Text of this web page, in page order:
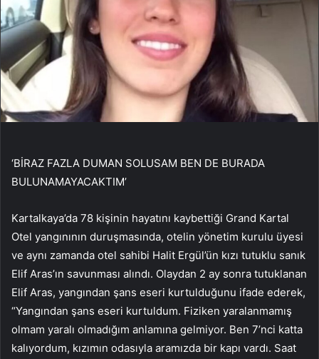
‘BİRAZ FAZLA DUMAN SOLUSAM BEN DE BURADA
BULUNAMAYACAKTIM’
Kartalkaya’da 78 kişinin hayatını kaybettiği Grand Kartal
Otel yangınının duruşmasında, otelin yönetim kurulu üyesi
ve aynı zamanda otel sahibi Halit Ergül’ün kızı tutuklu sanık
Elif Aras’ın savunması alındı. Olaydan 2 ay sonra tutuklanan
Elif Aras, yangından şans eseri kurtulduğunu ifade ederek,
“Yangından şans eseri kurtuldum. Fiziken yaralanmamış
olmam yaralı olmadığım anlamına gelmiyor. Ben 7’nci katta
kalıyordum, kızımın odasıyla aramızda bir kapı vardı. Saat